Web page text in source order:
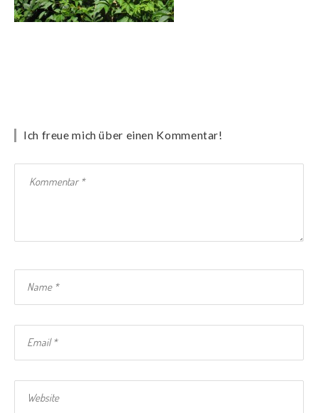
Ich freue mich über einen Kommentar!